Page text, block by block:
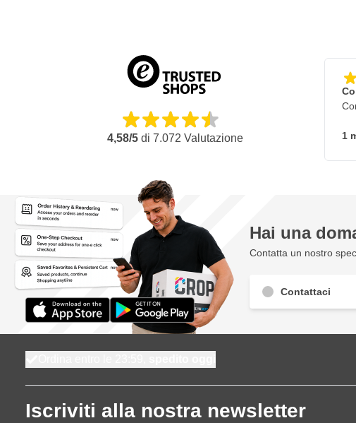
Batteria 6.0 Ah: ca. 45 minuti
Batteria 7.5 Ah: ca. 60 minuti
Batteria 10.0 Ah: ca. 70 minuti
Batteria 12.0 Ah: ca. 90 minuti
Caratteristiche EGO CHX5500E Caricabatterie Rapido
Tempi di ricarica rapidi per un tempo di attesa minimo
Raffreddamento attivo per una ricarica sicura e stabile
Indicatore LED per lo stato di carica e diagnosi
Processo di carica intelligente per prestazioni ottimali della batteria
Ideale per un uso intensivo
Design compatto e robusto
Parte del sistema di batterie EGO 56V
4,58/5di 7.072 Valutazione 1
Hai una
Contatta un nostro
Contattaci
Iscriviti alla nostra newsletter